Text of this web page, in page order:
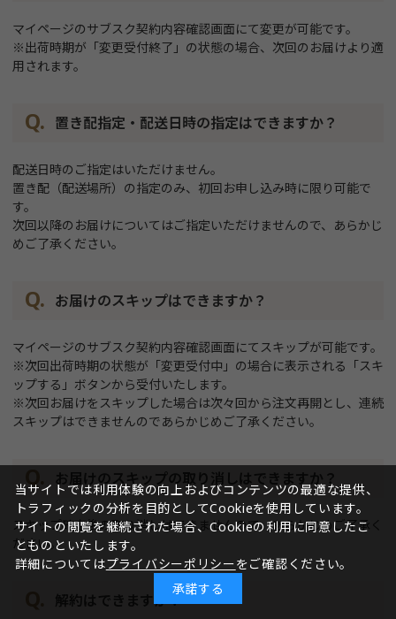
マイページのサブスク契約内容確認画面にて変更が可能です。
※出荷時期が「変更受付終了」の状態の場合、次回のお届けより適
用されます。
置き配指定・配送日時の指定はできますか？
配送日時のご指定はいただけません。
置き配（配送場所）の指定のみ、初回お申し込み時に限り可能で
す。
次回以降のお届けについてはご指定いただけませんので、あらかじ
めご了承ください。
お届けのスキップはできますか？
マイページのサブスク契約内容確認画面にてスキップが可能です。
※次回出荷時期の状態が「変更受付中」の場合に表示される「スキ
ップする」ボタンから受付いたします。
※次回お届けをスキップした場合は次々回から注文再開とし、連続
スキップはできませんのであらかじめご了承ください。
お届けのスキップの取り消しはできますか？
スキップ確定後の取り消しはできませんので、あらかじめご了承く
ださい。
解約はできますか？
当サイトでは利用体験の向上およびコンテンツの最適な提供、
トラフィックの分析を目的としてCookieを使用しています。
サイトの閲覧を継続された場合、Cookieの利用に同意したこ
とものといたします。
詳細についてはプライバシーポリシーをご確認ください。
承諾する